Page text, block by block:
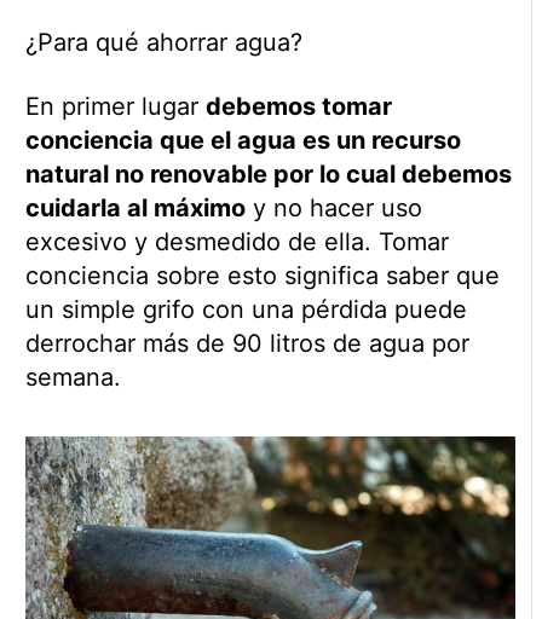
¿Para qué ahorrar agua?
En primer lugar debemos tomar
conciencia que el agua es un recurso
natural no renovable por lo cual debemos
cuidarla al máximoy no hacer uso
excesivo y desmedido de ella. Tomar
conciencia sobre esto significa saber que
un simple grifo con una pérdida puede
derrochar más de 90 litros de agua por
semana.